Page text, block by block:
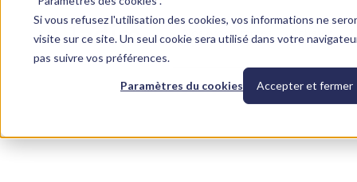
Si vous refusez l'utilisation des cookies, vos informations ne
visite sur ce site. Un seul cookie sera utilisé dans votre
pas suivre vos préférences.
Paramètres du cookies Accepter et fermer
Nos programmes Acheter
Prix et plans Équipements Localisation Financement